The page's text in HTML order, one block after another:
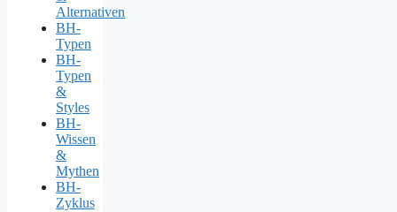
Alternativen
BH-
Typen
BH-
Typen
&
Styles
BH-
Wissen
&
Mythen
BH-
Zyklus